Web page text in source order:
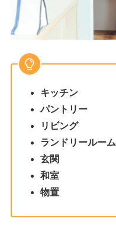
キッチン
パントリー
リビング
ランドリールーム
玄関
和室
物置